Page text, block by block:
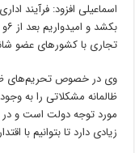
تجاری با کشورهای عضو
وی در خصوص تحریم‌های
ظالمانه مشکلاتی را به
مورد توجه دولت است و در
زیادی دارد تا بتوانیم با